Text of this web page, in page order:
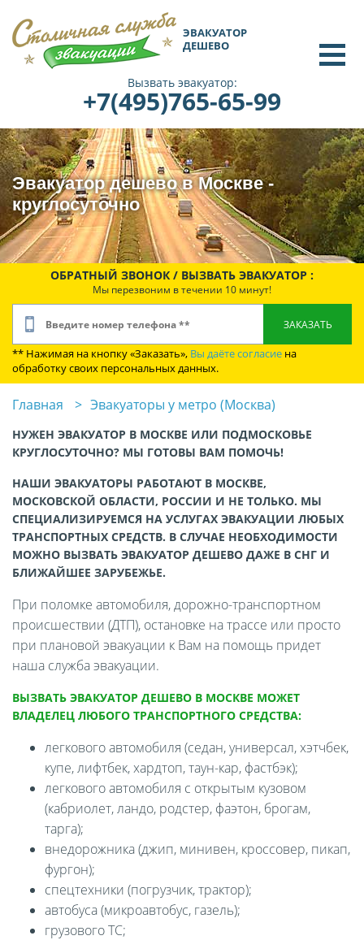
ЭВАКУАТОР
ДЕШЕВО
Вызвать эвакуатор:
+7(495)765-65-99
Эвакуатор дешево в Москве -
круглосуточно
ОБРАТНЫЙ ЗВОНОК / ВЫЗВАТЬ ЭВАКУАТОР :
Мы перезвоним в течении 10 минут!
** Нажимая на кнопку «Заказать», Вы даёте согласие на
обработку своих персональных данных.
Главная Эвакуаторы у метро (Москва)
НУЖЕН ЭВАКУАТОР В МОСКВЕ ИЛИ ПОДМОСКОВЬЕ
КРУГЛОСУТОЧНО? МЫ ГОТОВЫ ВАМ ПОМОЧЬ!
НАШИ ЭВАКУАТОРЫ РАБОТАЮТ В МОСКВЕ,
МОСКОВСКОЙ ОБЛАСТИ, РОССИИ И НЕ ТОЛЬКО. МЫ
СПЕЦИАЛИЗИРУЕМСЯ НА УСЛУГАХ ЭВАКУАЦИИ ЛЮБЫХ
ТРАНСПОРТНЫХ СРЕДСТВ. В СЛУЧАЕ НЕОБХОДИМОСТИ
МОЖНО ВЫЗВАТЬ ЭВАКУАТОР ДЕШЕВО ДАЖЕ В СНГ И
БЛИЖАЙШЕЕ ЗАРУБЕЖЬЕ.
При поломке автомобиля, дорожно-транспортном
происшествии (ДТП), остановке на трассе или просто
при плановой эвакуации к Вам на помощь придет
наша служба эвакуации.
ВЫЗВАТЬ ЭВАКУАТОР ДЕШЕВО В МОСКВЕ МОЖЕТ
ВЛАДЕЛЕЦ ЛЮБОГО ТРАНСПОРТНОГО СРЕДСТВА:
легкового автомобиля (седан, универсал, хэтчбек,
купе, лифтбек, хардтоп, таун-кар, фастбэк);
легкового автомобиля с открытым кузовом
(кабриолет, ландо, родстер, фаэтон, брогам,
тарга);
внедорожника (джип, минивен, кроссовер, пикап,
фургон);
спецтехники (погрузчик, трактор);
автобуса (микроавтобус, газель);
грузового ТС;